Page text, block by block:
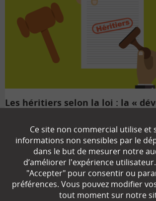
Les héritiers selon la loi : la «
Savoir dans quelles conditions votre patrimoine sera
héritiers est une préoccupation légitime. Que
SE PROTÉGER DES ARNAQUES
Ce site non commercial utilise et
informations non sensibles par le
dans le but de mesurer notre
d’améliorer l'expérience
"Accepter" pour consentir ou
préférences. Vous pouvez modifier
tout moment sur notre